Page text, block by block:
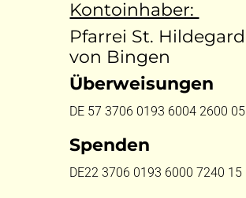
Kontoinhaber:
Pfarrei St. Hildegard
von Bingen
Überweisungen
DE 57 3706 0193 6004 2600 05
Spenden
DE22 3706 0193 6000 7240 15